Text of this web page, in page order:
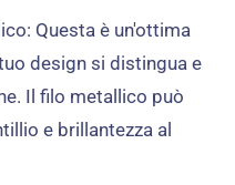
Questa è un'ottima
design si distingua e
Il filo metallico può
e brillantezza al